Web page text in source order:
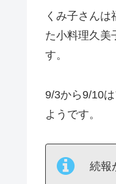
くみ子さん
た小料理久美
す。
9/3から9/10
ようです。
続報